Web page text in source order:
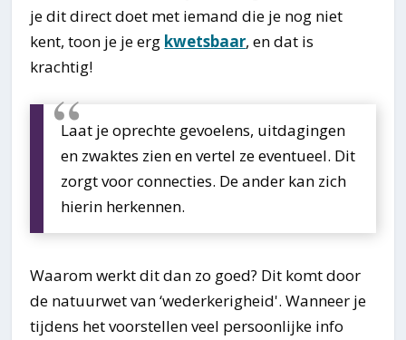
je dit direct doet met iemand die je nog niet
kent, toon je je erg kwetsbaar, en dat is
krachtig!
Laat je oprechte gevoelens, uitdagingen
en zwaktes zien en vertel ze eventueel. Dit
zorgt voor connecties. De ander kan zich
hierin herkennen.
Waarom werkt dit dan zo goed? Dit komt door
de natuurwet van ‘wederkerigheid'. Wanneer je
tijdens het voorstellen veel persoonlijke info